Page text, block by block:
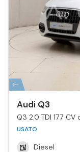
Audi Q3
Q3 2.0 TDI 177
USATO
Diesel